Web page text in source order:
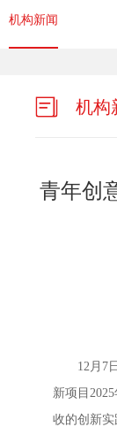
机构新闻
机构
青年创
12月 7
新项目 2025
收的创新实